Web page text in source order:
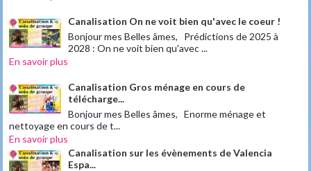
Canalisation On ne voit bien qu'avec le coeur !
Bonjour mes Belles âmes, Prédictions de 2025 à
2028 : On ne voit bien qu'avec ...
En savoir plus
Canalisation Gros ménage en cours de
télécharge...
Bonjour mes Belles âmes, Enorme ménage et
nettoyage en cours de t...
En savoir plus
Canalisation sur les évènements de Valencia
Espa...